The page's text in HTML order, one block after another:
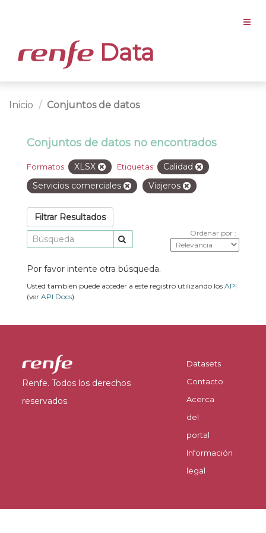
Data
Inicio Conjuntos de datos
Conjuntos de datos no encontrados
Formatos: XLSX Etiquetas:
Calidad
Servicios comerciales
Viajeros
Filtrar Resultados
Ordenar por
Por favor intente otra búsqueda.
Usted también puede acceder a este registro utilizando los API
(ver API Docs).
Renfe. Todos los derechos
reservados.
Datasets
Contacto
Acerca
del
portal
Información
legal